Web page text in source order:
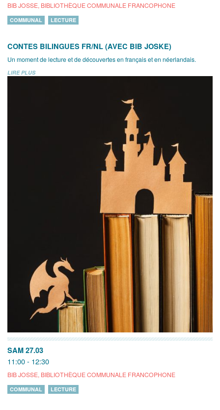
BIB JOSSE, BIBLIOTHÈQUE COMMUNALE FRANCOPHONE
COMMUNAL LECTURE
CONTES BILINGUES FR/NL (AVEC BIB JOSKE)
Un moment de lecture et de découvertes en français et en néerlandais.
LIRE PLUS
SAM 27.03
11:00 - 12:30
BIB JOSSE, BIBLIOTHÈQUE COMMUNALE FRANCOPHONE
COMMUNAL LECTURE